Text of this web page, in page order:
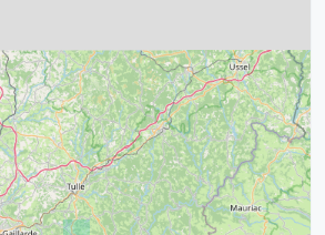
4
32
39
43